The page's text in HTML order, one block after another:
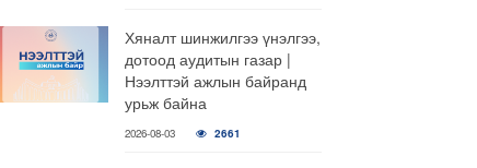
Хяналт шинжилгээ үнэлгээ,
дотоод аудитын газар |
Нээлттэй ажлын байранд
урьж байна
2026-08-03 2661